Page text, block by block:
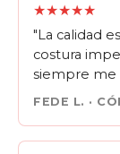
★★★★★
"La calidad
costura
siempre me
FEDE L. ·